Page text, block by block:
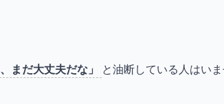
まだ大丈夫だな」 と油断している人はいま